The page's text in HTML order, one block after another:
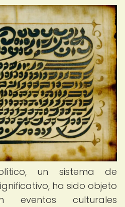
un sistema de
ha sido objeto
culturales